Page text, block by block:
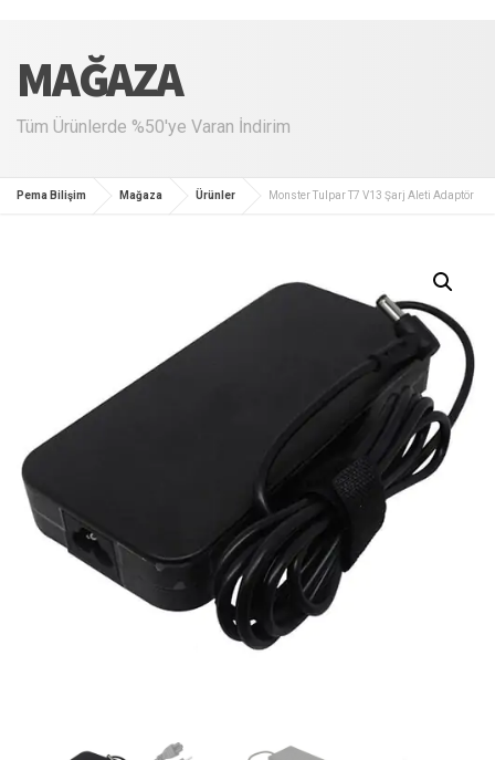
MAĞAZA
Tüm Ürünlerde %50'ye Varan İndirim
Pema Bilişim Mağaza Ürünler Monster Tulpar T7 V13 Şarj Aleti Adaptör